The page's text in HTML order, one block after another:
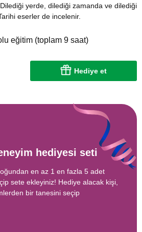
yerde, dilediği zamanda ve dilediği
eserler de incelenir.
eğitim (toplam 9 saat)
Hediye et
hediyesi seti
en az 1 en fazla 5 adet
sete ekleyiniz! Hediye alacak kişi,
bir tanesini seçip